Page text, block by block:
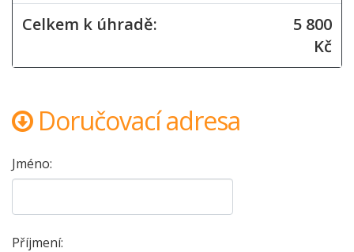
Celkem k úhradě:
5 800
Kč
Doručovací adresa
Jméno:
Příjmení: